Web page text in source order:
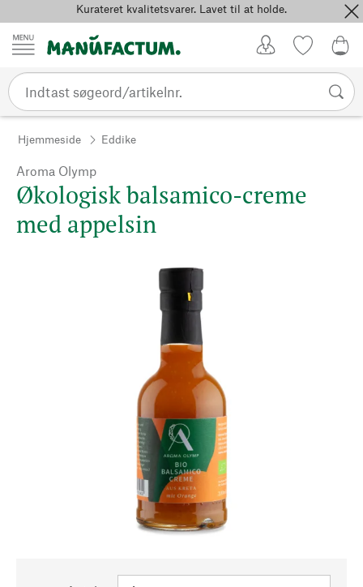
Spring til indholdKurateret kvalitetsvarer. Lavet til at holde.
Hjemmeside Eddike
Aroma Olymp
Økologisk balsamico-creme
med appelsin